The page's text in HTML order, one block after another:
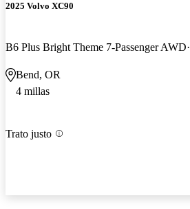
2025 Volvo XC90
B6 Plus Bright Theme 7-Passenger AWD
Bend, OR
4 millas
Trato justo